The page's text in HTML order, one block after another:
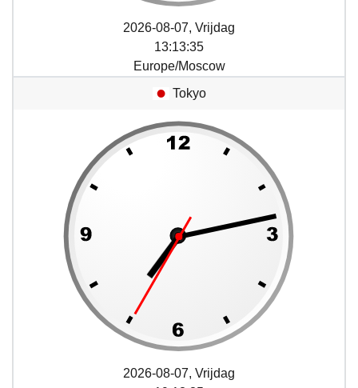
2026-08-07, Vrijdag
13:13:35
Europe/Moscow
Tokyo
2026-08-07, Vrijdag